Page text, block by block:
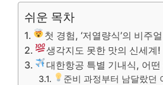
쉬운 목차
첫 경험, ‘저열량식’의 비주
생각지도 못한 맛의 신세계!
대한항공 특별 기내식, 어
준비 과정부터 남달랐던